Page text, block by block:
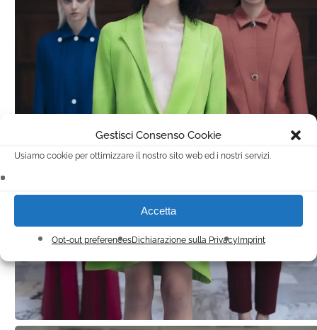
Gestisci Consenso Cookie
Usiamo cookie per ottimizzare il nostro sito web ed i nostri servizi.
Accetta
Opt-out preferencesDichiarazione sulla Privacy Imprint